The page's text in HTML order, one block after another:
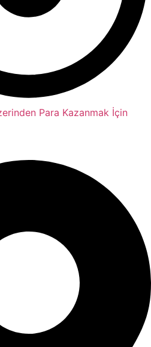
Para Kazanmak İçin